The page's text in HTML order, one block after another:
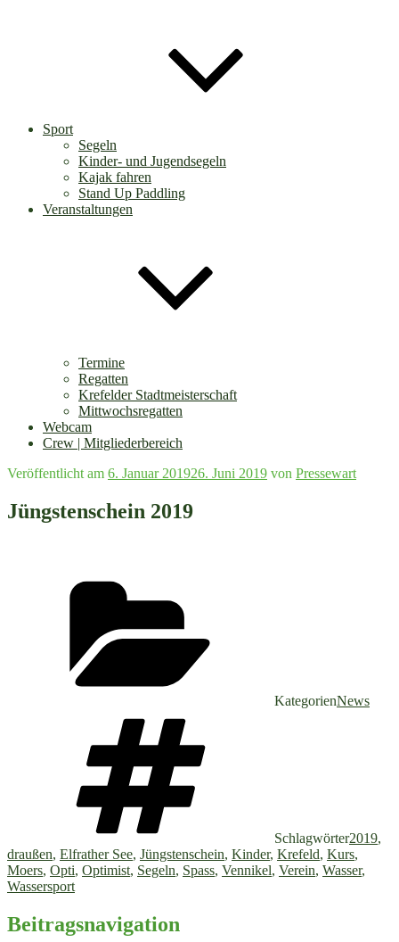
Sport
Segeln
Kinder- und Jugendsegeln
Kajak fahren
Stand Up Paddling
Veranstaltungen
Termine
Regatten
Krefelder Stadtmeisterschaft
Mittwochsregatten
Webcam
Crew | Mitgliederbereich
Veröffentlicht am 6. Januar 201926. Juni 2019 von Pressewart
Jüngstenschein 2019
KategorienNews
Schlagwörter2019,
draußen, Elfrather See, Jüngstenschein, Kinder, Krefeld, Kurs,
Moers, Opti, Optimist, Segeln, Spass, Vennikel, Verein, Wasser,
Wassersport
Beitragsnavigation